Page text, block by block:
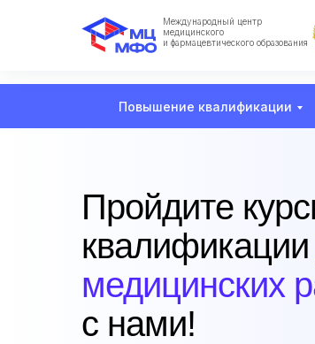
Международный центр
медицинского
и фармацевтического образования
Повышение квалификации
Пройдите
квалификации
медицинских
с нами!